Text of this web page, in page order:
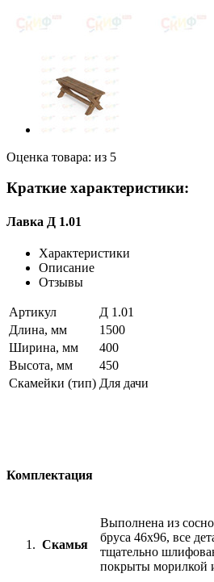
Оценка товара: из 5
Краткие характеристики:
Лавка Д 1.01
Характеристики
Описание
Отзывы
Артикул
Д 1.01
Длина, мм
1500
Ширина, мм
400
Высота, мм
450
Скамейки (тип) Для дачи
Комплектация
Скамья
Выполнена из
бруса 46х96, все
тщательно
покрыты морилкой